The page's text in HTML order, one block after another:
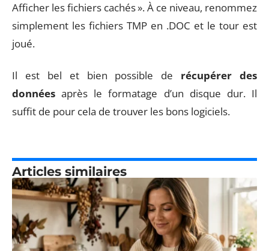
Afficher les fichiers cachés ». À ce niveau, renommez
simplement les fichiers TMP en .DOC et le tour est
joué.
Il est bel et bien possible de récupérer des
données après le formatage d’un disque dur. Il
suffit de pour cela de trouver les bons logiciels.
Articles similaires